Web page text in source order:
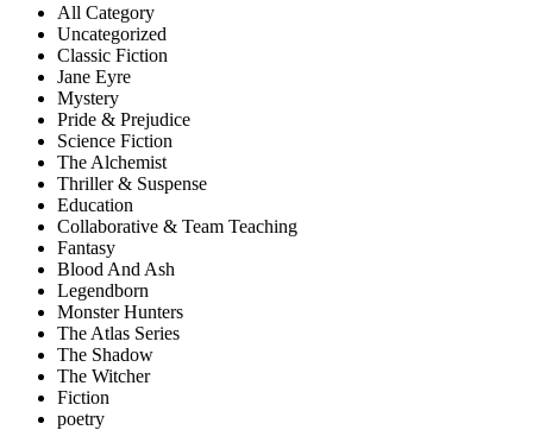
All Category
Uncategorized
Classic Fiction
Jane Eyre
Mystery
Pride & Prejudice
Science Fiction
The Alchemist
Thriller & Suspense
Education
Collaborative & Team Teaching
Fantasy
Blood And Ash
Legendborn
Monster Hunters
The Atlas Series
The Shadow
The Witcher
Fiction
poetry